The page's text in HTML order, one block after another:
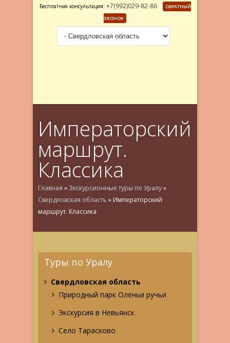
Бесплатная консультация: +7(992)029-82-86
ОБРАТНЫЙ
ЗВОНОК
Императорский
маршрут.
Классика
Главная »Экскурсионные туры по Уралу»
Свердловская область » Императорский
маршрут. Классика
Туры по Уралу
Свердловская область
Природный парк Оленьи ручьи
Экскурсия в Невьянск
Село Тарасково